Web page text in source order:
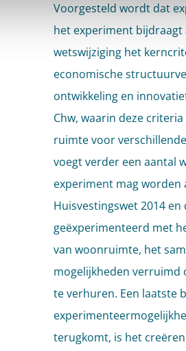
Voorgesteld wordt dat
het experiment bijdraagt
wetswijziging het
economische
ontwikkeling en
Chw, waarin deze
ruimte voor
voegt verder een aantal
experiment mag worden
Huisvestingswet 2014
geëxperimenteerd met
van woonruimte, het
mogelijkheden verruimd
te verhuren. Een laatste
terugkomt, is het